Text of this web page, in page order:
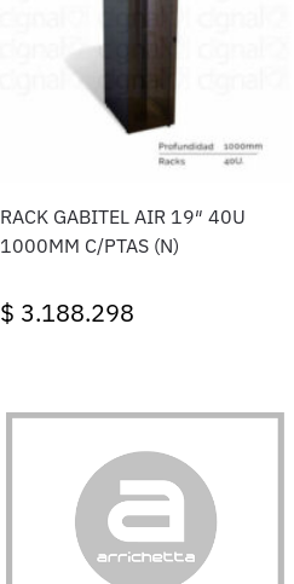
RACK GABITEL AIR 19″ 40U
1000MM C/PTAS (N)
$ 3.188.298